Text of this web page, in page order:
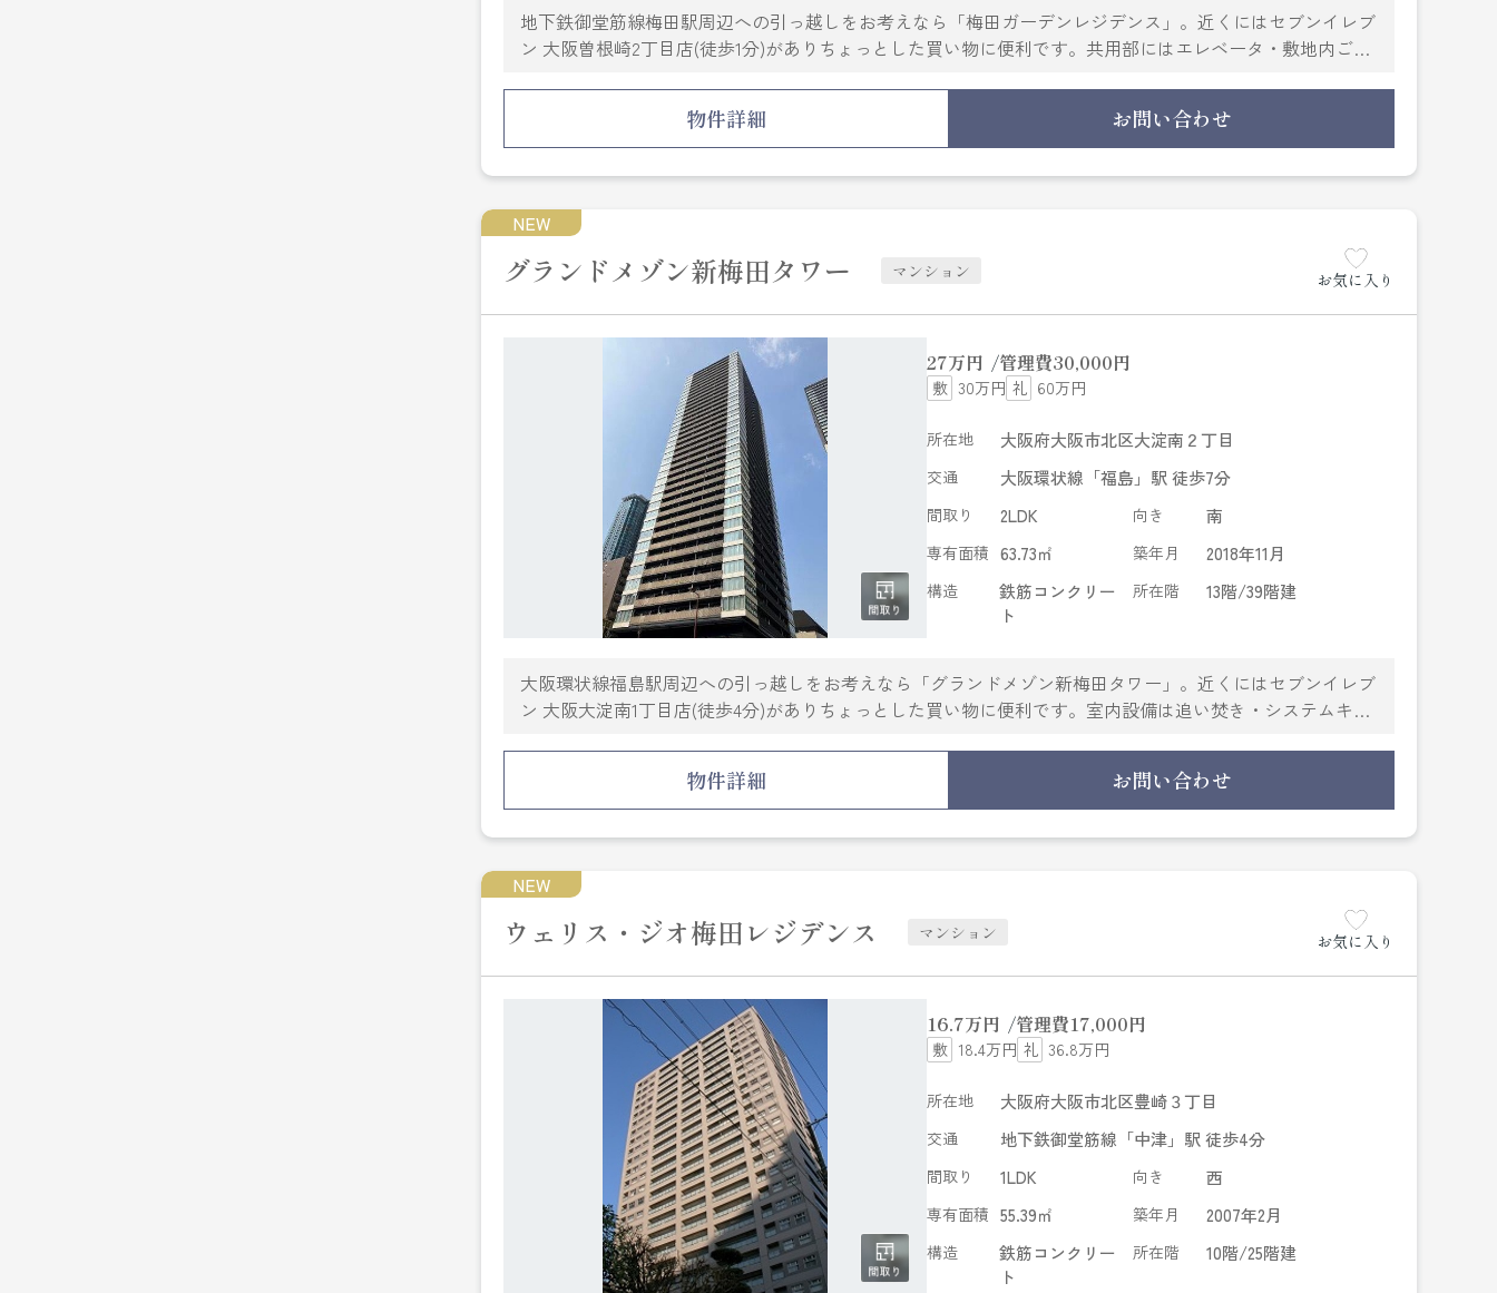
地下鉄御堂筋線梅田駅周辺への引っ越しをお考えなら「梅田ガーデンレジデンス」。近くにはセブンイレブ
ン 大阪曽根崎2丁目店(徒歩1分)がありちょっとした買い物に便利です。共用部にはエレベータ・敷地内ごみ
ばっちりです。当社では地下鉄御堂筋線梅田周辺の賃貸情報を数多く取り扱っております。引っ越しを検討
しているなら、お気軽にご連絡ください。
物件詳細 お問い合わせ
NEW
グランドメゾン新梅田タワー マンション お気に入り
27万円 管理費30,000円
30万円 60万円
所在地 大阪府大阪市北区大淀南２丁目
交通 大阪環状線「福島」駅 徒歩7分
間取り 2LDK 向き 南
専有面積 63.73㎡ 築年月 2018年11月
構造
鉄筋コンクリー
ト
所在階 13階/39階建
大阪環状線福島駅周辺への引っ越しをお考えなら「グランドメゾン新梅田タワー」。近くにはセブンイレブ
ン 大阪大淀南1丁目店(徒歩4分)がありちょっとした買い物に便利です。室内設備は追い焚き・システムキッ
不動産情報を集めたい方は当社スタッフまでご連絡ください。地域の不動産情報をいち早くお届けします。
物件詳細 お問い合わせ
NEW
ウェリス・ジオ梅田レジデンス マンション お気に入り
16.7万円 管理費17,000円
18.4万円 36.8万円
所在地 大阪府大阪市北区豊崎３丁目
交通 地下鉄御堂筋線「中津」駅 徒歩4分
間取り 1LDK 向き 西
専有面積 55.39㎡ 築年月 2007年2月
構造
鉄筋コンクリー
ト
所在階 10階/25階建